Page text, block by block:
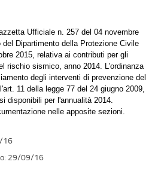
Ufficiale n. 257 del 04 novembre
del Dipartimento della Protezione Civile
2015, relativa ai contributi per gli
rischio sismico, anno 2014. L'ordinanza
degli interventi di prevenzione del
11 della legge 77 del 24 giugno 2009,
disponibili per l'annualità 2014.
nelle apposite sezioni.
16
29/09/16